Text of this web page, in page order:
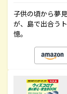
子供の頃から夢
が、島で出合う
憶。